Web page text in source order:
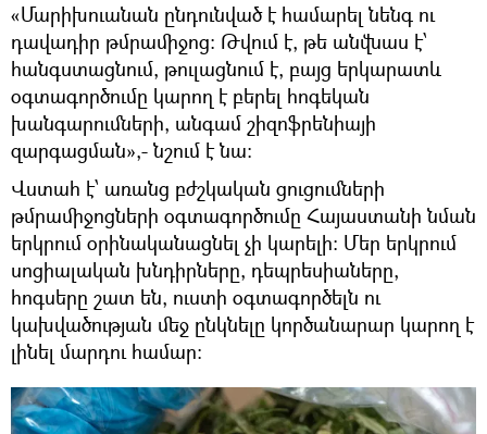
«Մարիխուանան ընդունված է համարել նենգ ու
դավադիր թմրամիջոց։ Թվում է, թե անվնաս է՝
հանգստացնում, թուլացնում է, բայց երկարատև
օգտագործումը կարող է բերել հոգեկան
խանգարումների, անգամ շիզոֆրենիայի
զարգացման»,- նշում է նա։
Վստահ է՝ առանց բժշկական ցուցումների
թմրամիջոցների օգտագործումը Հայաստանի նման
երկրում օրինականացնել չի կարելի։ Մեր երկրում
սոցիալական խնդիրները, դեպրեսիաները,
հոգսերը շատ են, ուստի օգտագործելն ու
կախվածության մեջ ընկնելը կործանարար կարող է
լինել մարդու համար։